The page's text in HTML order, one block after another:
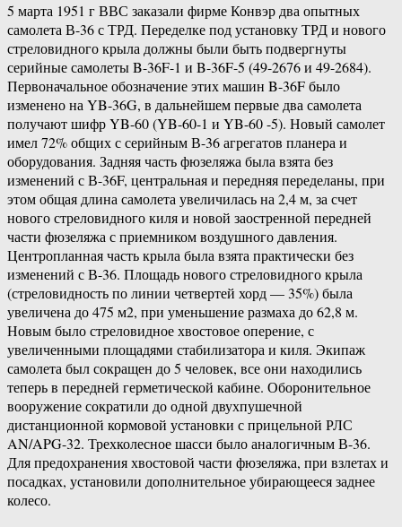
5 марта 1951 г ВВС заказали фирме Конвэр два опытных
самолета В-36 с ТРД. Переделке под установку ТРД и нового
стреловидного крыла должны были быть подвергнуты
серийные самолеты B-36F-1 и B-36F-5 (49-2676 и 49-2684).
Первоначальное обозначение этих машин B-36F было
изменено на YB-36G, в дальнейшем первые два самолета
получают шифр YB-60 (YB-60-1 и YB-60 -5). Новый самолет
имел 72% общих с серийным В-36 агрегатов планера и
оборудования. Задняя часть фюзеляжа была взята без
изменений с В-36F, центральная и передняя переделаны, при
этом общая длина самолета увеличилась на 2,4 м, за счет
нового стреловидного киля и новой заостренной передней
части фюзеляжа с приемником воздушного давления.
Центропланная часть крыла была взята практически без
изменений с В-36. Площадь нового стреловидного крыла
(стреловидность по линии четвертей хорд — 35%) была
увеличена до 475 м2, при уменьшение размаха до 62,8 м.
Новым было стреловидное хвостовое оперение, с
увеличенными площадями стабилизатора и киля. Экипаж
самолета был сокращен до 5 человек, все они находились
теперь в передней герметической кабине. Оборонительное
вооружение сократили до одной двухпушечной
дистанционной кормовой установки с прицельной РЛС
AN/APG-32. Трехколесное шасси было аналогичным В-36.
Для предохранения хвостовой части фюзеляжа, при взлетах и
посадках, установили дополнительное убирающееся заднее
колесо.